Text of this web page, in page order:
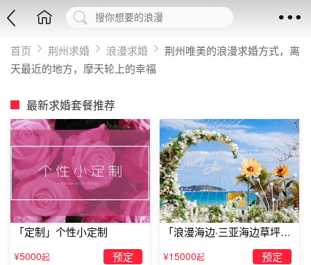
首页 荆州求婚 浪漫求婚
荆州唯美的浪漫求婚方式，离
天最近的地方，摩天轮上的幸福
最新求婚套餐推荐
「定制」个性小定制
¥5000起 预定
「浪漫海边·三亚海边草坪浪
漫求婚」
¥15000起 预定